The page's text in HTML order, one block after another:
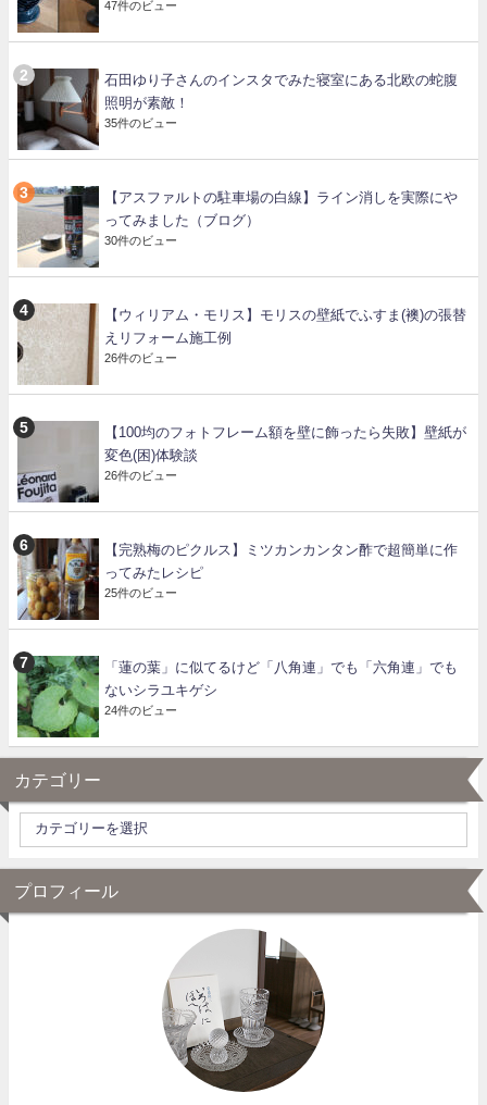
47件のビュー
石田ゆり子さんのインスタでみた寝室にある北欧の蛇腹
照明が素敵！
35件のビュー
【アスファルトの駐車場の白線】ライン消しを実際にや
ってみました（ブログ）
30件のビュー
【ウィリアム・モリス】モリスの壁紙でふすま(襖)の張替
えリフォーム施工例
26件のビュー
【100均のフォトフレーム額を壁に飾ったら失敗】壁紙が
変色(困)体験談
26件のビュー
【完熟梅のピクルス】ミツカンカンタン酢で超簡単に作
ってみたレシピ
25件のビュー
「蓮の葉」に似てるけど「八角連」でも「六角連」でも
ないシラユキゲシ
24件のビュー
カテゴリー
プロフィール